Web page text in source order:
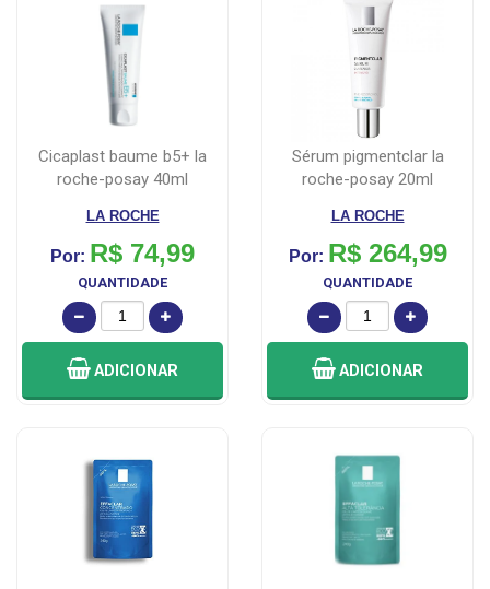
cicaplast baume b5+ la
roche-posay 40ml
LA ROCHE
Por: R$ 74,99
QUANTIDADE
ADICIONAR
sérum pigmentclar la
roche-posay 20ml
LA ROCHE
Por: R$ 264,99
QUANTIDADE
ADICIONAR